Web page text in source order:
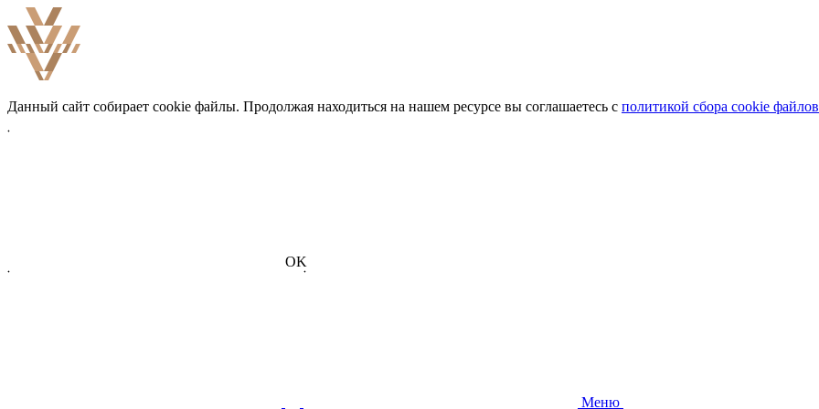
Данный сайт собирает cookie файлы. Продолжая находиться на нашем ресурсе вы соглашаетесь с политикой сбора cookie
OK
Меню